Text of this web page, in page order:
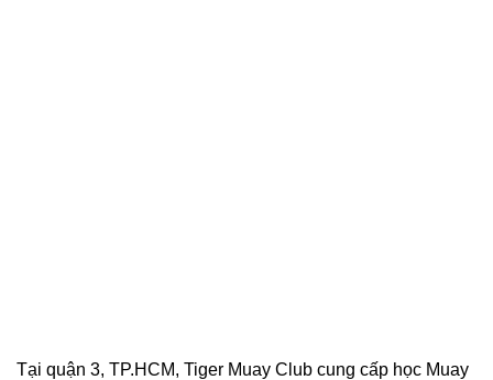
Tại quận 3, TP.HCM, Tiger Muay Club cung cấp học Muay